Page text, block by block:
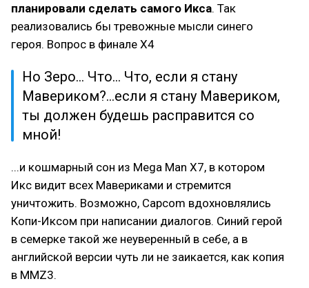
планировали сделать самого Икса. Так
реализовались бы тревожные мысли синего
героя. Вопрос в финале X4
Но Зеро... Что... Что, если я стану
Мавериком?...если я стану Мавериком,
ты должен будешь расправится со
мной!
...и кошмарный сон из Mega Man X7, в котором
Икс видит всех Мавериками и стремится
уничтожить. Возможно, Capcom вдохновлялись
Копи-Иксом при написании диалогов. Синий герой
в семерке такой же неуверенный в себе, а в
английской версии чуть ли не заикается, как копия
в MMZ3.